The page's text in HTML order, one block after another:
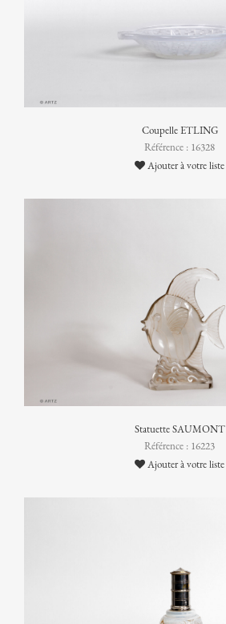
Coupelle ETLING
Référence : 16328
Ajouter à votre liste
Statuette SAUMONT
Référence : 16223
Ajouter à votre liste